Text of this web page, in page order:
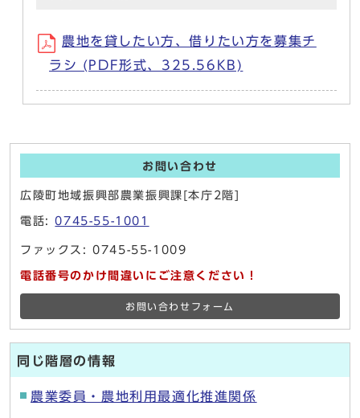
農地を貸したい方、借りたい方を募集チ
ラシ (PDF形式、325.56KB)
お問い合わせ
広陵町地域振興部農業振興課[本庁2階]
電話:0745-55-1001
ファックス: 0745-55-1009
電話番号のかけ間違いにご注意ください！
お問い合わせフォーム
同じ階層の情報
農業委員・農地利用最適化推進関係